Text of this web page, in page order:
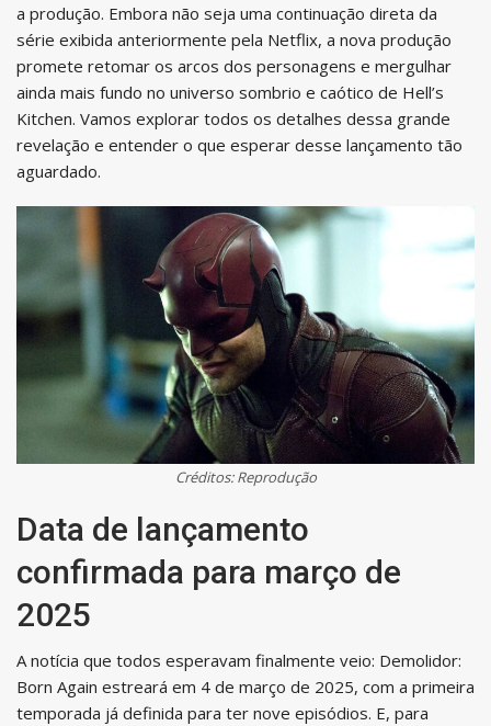
a produção. Embora não seja uma continuação direta da
série exibida anteriormente pela Netflix, a nova produção
promete retomar os arcos dos personagens e mergulhar
ainda mais fundo no universo sombrio e caótico de Hell’s
Kitchen. Vamos explorar todos os detalhes dessa grande
revelação e entender o que esperar desse lançamento tão
aguardado.
Créditos: Reprodução
Data de lançamento
confirmada para março de
2025
A notícia que todos esperavam finalmente veio: Demolidor:
Born Again estreará em 4 de março de 2025, com a primeira
temporada já definida para ter nove episódios. E, para